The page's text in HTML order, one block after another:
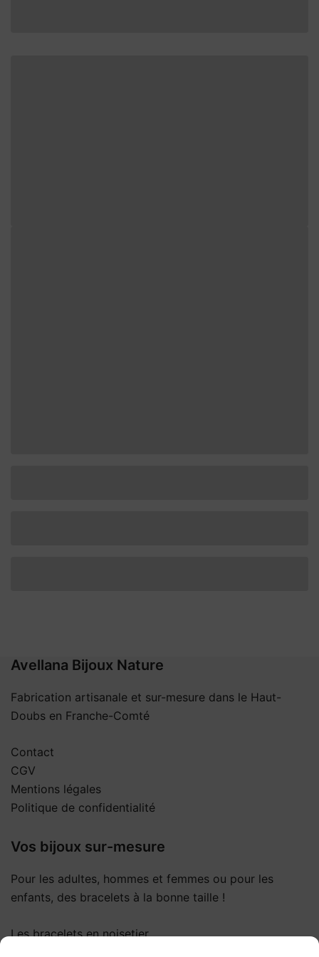
Avellana Bijoux Nature
Fabrication artisanale et sur-mesure dans le Haut-
Doubs en Franche-Comté
Contact
CGV
Mentions légales
Politique de confidentialité
Vos bijoux sur-mesure
Pour les adultes, hommes et femmes ou pour les
enfants, des bracelets à la bonne taille !
Les bracelets en noisetier